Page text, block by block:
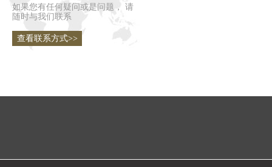
如果您有任何疑问或是问题， 请
随时与我们联系
查看联系方式>>